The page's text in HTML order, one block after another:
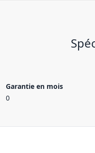
Garantie en mois
0